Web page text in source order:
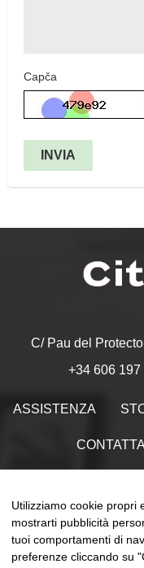
Capča
INVIA
C/ Pau del
+34 606 197
ASSISTENZA
Utilizziamo cookie propri
mostrarti pubblicità
tuoi comportamenti di
preferenze cliccando su